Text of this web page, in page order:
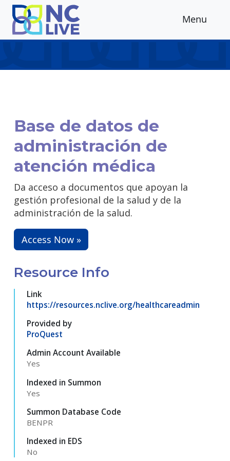
Skip to main content
Menu
Base de datos de
administración de
atención médica
Da acceso a documentos que apoyan la
gestión profesional de la salud y de la
administración de la salud.
Access Now »
Resource Info
Link
https://resources.nclive.org/healthcareadmin
Provided by
ProQuest
Admin Account Available
Yes
Indexed in Summon
Yes
Summon Database Code
BENPR
Indexed in EDS
No